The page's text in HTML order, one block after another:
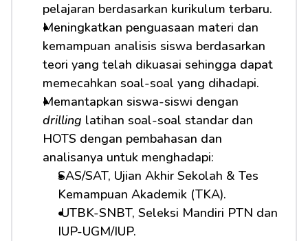
pelajaran berdasarkan kurikulum terbaru.
Meningkatkan penguasaan materi dan
kemampuan analisis siswa berdasarkan
teori yang telah dikuasai sehingga dapat
memecahkan soal-soal yang dihadapi.
drilling latihan soal-soal standar dan
HOTS dengan pembahasan dan
analisanya untuk menghadapi:
SAS/SAT, Ujian Akhir Sekolah & Tes
Kemampuan Akademik (TKA).
UTBK-SNBT, Seleksi Mandiri PTN dan
IUP-UGM/IUP.